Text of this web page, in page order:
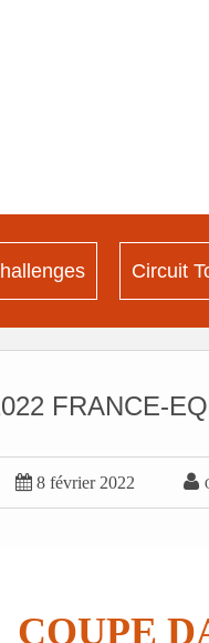
Circuit
FRANCE-
 8 février 2022 
COUPE